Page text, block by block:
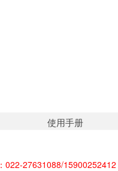
使用手册
022-27631088/15900252412